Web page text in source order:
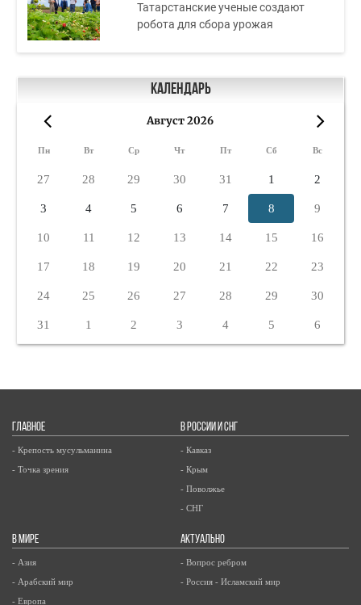
Татарстанские ученые создают
робота для сбора урожая
Календарь
Август 2026
Пн Вт Ср Чт Пт Сб Вс
27 28 29 30 31 1 2
3 4 5 6 7 8 9
10 11 12 13 14 15 16
17 18 19 20 21 22 23
24 25 26 27 28 29 30
31 1 2 3 4 5 6
ГЛАВНОЕ
- Крепость мусульманина
- Точка зрения
В РОССИИ И СНГ
- Кавказ
- Крым
- Поволжье
- СНГ
В МИРЕ
- Азия
- Арабский мир
- Европа
АКТУАЛЬНО
- Вопрос ребром
- Россия - Исламский мир